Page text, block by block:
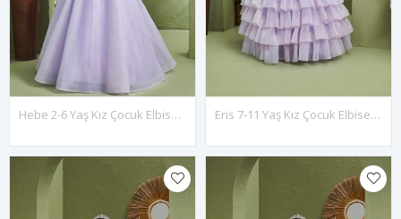
Hebe 2-6 Yaş Kız Çocuk Elbise 20187 Lila Eris 7-11 Yaş Kız Çocuk Elbise 30179 Lila